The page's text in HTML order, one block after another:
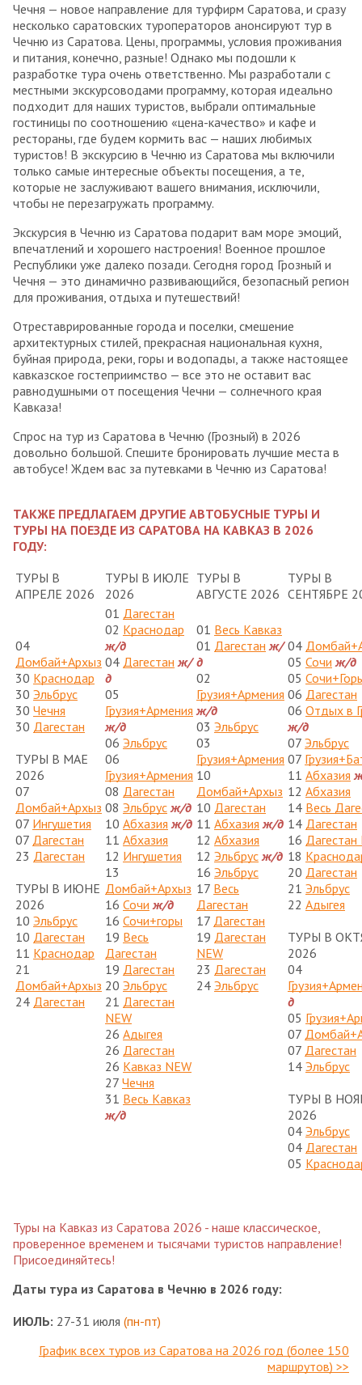
Чечня — новое направление для турфирм Саратова, и сразу
несколько саратовских туроператоров анонсируют тур в
Чечню из Саратова. Цены, программы, условия проживания
и питания, конечно, разные! Однако мы подошли к
разработке тура очень ответственно. Мы разработали с
местными экскурсоводами программу, которая идеально
подходит для наших туристов, выбрали оптимальные
гостиницы по соотношению «цена-качество» и кафе и
рестораны, где будем кормить вас — наших любимых
туристов! В экскурсию в Чечню из Саратова мы включили
только самые интересные объекты посещения, а те,
которые не заслуживают вашего внимания, исключили,
чтобы не перезагружать программу.
Экскурсия в Чечню из Саратова подарит вам море эмоций,
впечатлений и хорошего настроения! Военное прошлое
Республики уже далеко позади. Сегодня город Грозный и
Чечня — это динамично развивающийся, безопасный регион
для проживания, отдыха и путешествий!
Отреставрированные города и поселки, смешение
архитектурных стилей, прекрасная национальная кухня,
буйная природа, реки, горы и водопады, а также настоящее
кавказское гостеприимство — все это не оставит вас
равнодушными от посещения Чечни — солнечного края
Кавказа!
Спрос на тур из Саратова в Чечню (Грозный) в 2026
довольно большой. Спешите бронировать лучшие места в
автобусе! Ждем вас за путевками в Чечню из Саратова!
ТАКЖЕ ПРЕДЛАГАЕМ ДРУГИЕ АВТОБУСНЫЕ ТУРЫ И
ТУРЫ НА ПОЕЗДЕ ИЗ САРАТОВА НА КАВКАЗ В 2026
ГОДУ:
ТУРЫ В
АПРЕЛЕ 2026
ТУРЫ В ИЮЛЕ
2026
ТУРЫ В
АВГУСТЕ 2026
ТУРЫ В
СЕНТЯБРЕ
04
Домбай+Архыз
30 Краснодар
30 Эльбрус
30 Чечня
30 Дагестан
ТУРЫ В МАЕ
2026
07
Домбай+Архыз
07 Ингушетия
07 Дагестан
23 Дагестан
ТУРЫ В ИЮНЕ
2026
10 Эльбрус
10 Дагестан
11 Краснодар
21
Домбай+Архыз
24 Дагестан
01 Дагестан
02 Краснодар
ж/д
04 Дагестан ж/
д
05
Грузия+Армения
ж/д
06 Эльбрус
06
Грузия+Армения
08 Дагестан
08 Эльбрус ж/д
10 Абхазия ж/д
11 Абхазия
12 Ингушетия
13
Домбай+Архыз
16 Сочи ж/д
16 Сочи+горы
19 Весь
Дагестан
19 Дагестан
20 Эльбрус
21 Дагестан
NEW
26 Адыгея
26 Дагестан
26 Кавказ NEW
27 Чечня
31 Весь Кавказ
ж/д
01 Весь Кавказ
01 Дагестан ж/
д
02
Грузия+Армения
ж/д
03 Эльбрус
03
Грузия+Армения
10
Домбай+Архыз
10 Дагестан
11 Абхазия ж/д
12 Абхазия
12 Эльбрус ж/д
16 Эльбрус
17 Весь
Дагестан
17 Дагестан
19 Дагестан
NEW
23 Дагестан
24 Эльбрус
04
05 Сочи ж/д
05
06 Дагестан
06 Отдых в
ж/д
07 Эльбрус
07
11 Абхазия
12 Абхазия
14 Весь
14 Дагестан
16 Дагестан
18
20 Дагестан
21 Эльбрус
22 Адыгея
ТУРЫ В
2026
04
д
05
07
07 Дагестан
14 Эльбрус
ТУРЫ В
2026
04 Эльбрус
04 Дагестан
05
Туры на Кавказ из Саратова 2026 - наше классическое,
проверенное временем и тысячами туристов направление!
Присоединяйтесь!
Даты тура из Саратова в Чечню в 2026 году:
ИЮЛЬ: 27-31 июля (пн-пт)
График всех туров из Саратова на 2026 год (более 150
маршрутов) >>